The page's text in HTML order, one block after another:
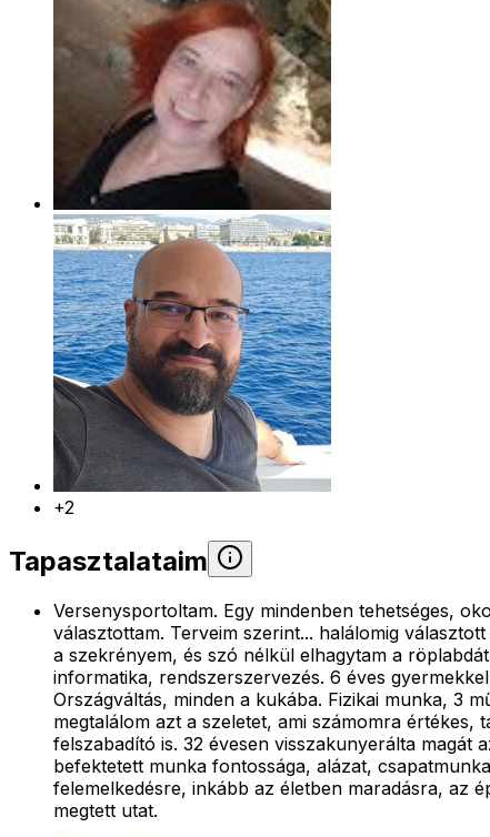
+2
Tapasztalataim
Versenysportoltam. Egy mindenben tehetséges,
választottam. Terveim szerint... halálomig
a szekrényem, és szó nélkül elhagytam a
informatika, rendszerszervezés. 6 éves
Országváltás, minden a kukába. Fizikai munka, 3
megtalálom azt a szeletet, ami számomra
felszabadító is. 32 évesen visszakunyerálta magát
befektetett munka fontossága, alázat,
felemelkedésre, inkább az életben maradásra, az
megtett utat.